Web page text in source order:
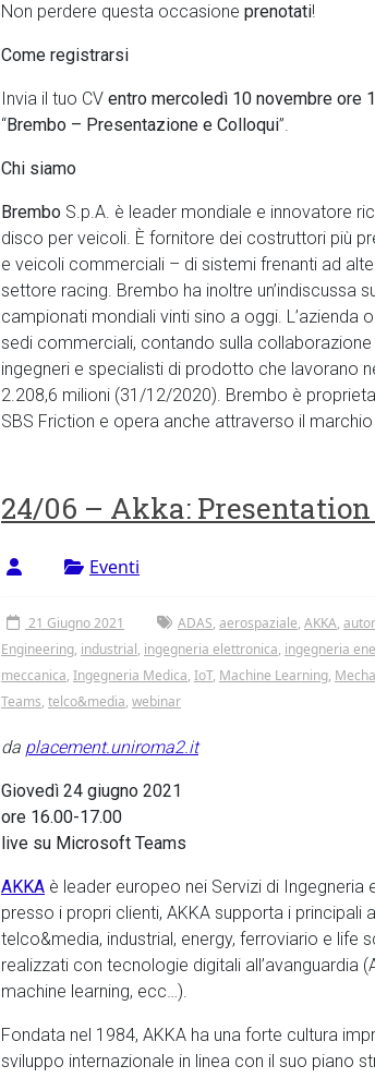
Non perdere questa occasione prenotati!
Come registrarsi
Invia il tuo CV entro mercoledì 10 novembre ore
“Brembo – Presentazione e Colloqui”.
Chi siamo
Brembo S.p.A. è leader mondiale e innovatore
disco per veicoli. È fornitore dei costruttori più
e veicoli commerciali – di sistemi frenanti ad
settore racing. Brembo ha inoltre un’indiscussa
campionati mondiali vinti sino a oggi. L’azienda
sedi commerciali, contando sulla
ingegneri e specialisti di prodotto che lavorano
2.208,6 milioni (31/12/2020​).​ Brembo è
SBS Friction ​e opera anche attraverso il marchio
24/06 – Akka: Presentation
Eventi
21 Giugno 2021 ADAS, aerospaziale, AKKA,
Engineering, industrial, ingegneria elettronica, ingegneria
meccanica, Ingegneria Medica, IoT, Machine Learning,
Teams, telco&media, webinar
da placement.uniroma2.it
Giovedì 24 giugno 2021
ore 16.00-17.00
live su Microsoft Teams
AKKA è leader europeo nei Servizi di Ingegneria
presso i propri clienti, AKKA supporta i
telco&media, industrial, energy, ferroviario e
realizzati con tecnologie digitali all’avanguardia
machine learning, ecc…).
Fondata nel 1984, AKKA ha una forte cultura
sviluppo internazionale in linea con il suo piano